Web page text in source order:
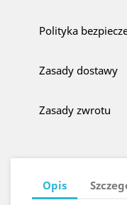
Polityka
Zasady dostawy
Zasady zwrotu
Opis